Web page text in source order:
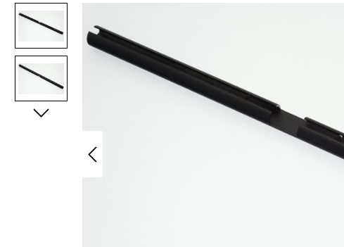
Bildergalerie überspringen